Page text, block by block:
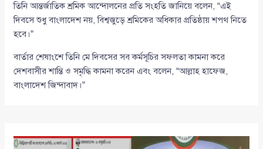
তিনি আন্তর্জাতিক শ্রমিক আন্দোলনের প্রতি সংহতি জানিয়ে বলেন, “এই
দিবসে শুধু বাংলাদেশ নয়, বিশ্বজুড়ে শ্রমিকের অধিকার প্রতিষ্ঠায় শপথ নিতে
হবে।”
বার্তার শেষাংশে তিনি মে দিবসের সব কর্মসূচির সফলতা কামনা করে
দেশবাসীর শান্তি ও সমৃদ্ধি কামনা করেন এবং বলেন, “আল্লাহ হাফেজ,
বাংলাদেশ জিন্দাবাদ।”